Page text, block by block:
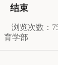
结束
浏览次数：
育学部